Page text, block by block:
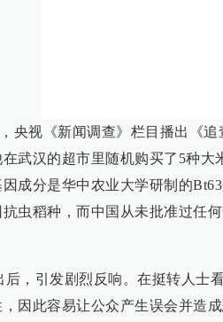
视《新闻调查》栏目播出《追
武汉的超市里随机购买了5种大
成分是华中农业大学研制的
虫稻种，而中国从未批准过任
引发剧烈反响。在挺转人士看
因此容易让公众产生误会并造